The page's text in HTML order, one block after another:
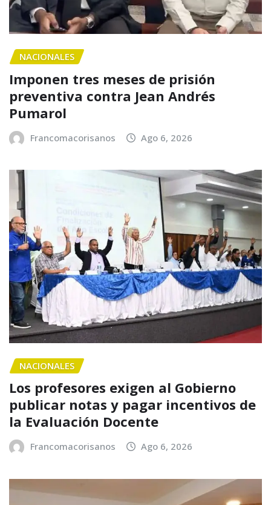
NACIONALES
Imponen tres meses de prisión
preventiva contra Jean Andrés
Pumarol
Francomacorisanos Ago 6, 2026
NACIONALES
Los profesores exigen al Gobierno
publicar notas y pagar incentivos de
la Evaluación Docente
Francomacorisanos Ago 6, 2026